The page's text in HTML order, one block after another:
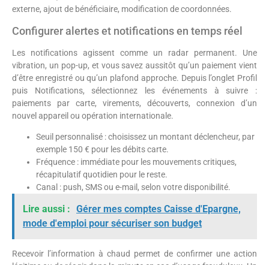
externe, ajout de bénéficiaire, modification de coordonnées.
Configurer alertes et notifications en temps réel
Les notifications agissent comme un radar permanent. Une
vibration, un pop-up, et vous savez aussitôt qu’un paiement vient
d’être enregistré ou qu’un plafond approche. Depuis l’onglet Profil
puis Notifications, sélectionnez les événements à suivre :
paiements par carte, virements, découverts, connexion d’un
nouvel appareil ou opération internationale.
Seuil personnalisé : choisissez un montant déclencheur, par
exemple 150 € pour les débits carte.
Fréquence : immédiate pour les mouvements critiques,
récapitulatif quotidien pour le reste.
Canal : push, SMS ou e-mail, selon votre disponibilité.
Lire aussi : Gérer mes comptes Caisse d'Epargne,
mode d'emploi pour sécuriser son budget
Recevoir l’information à chaud permet de confirmer une action